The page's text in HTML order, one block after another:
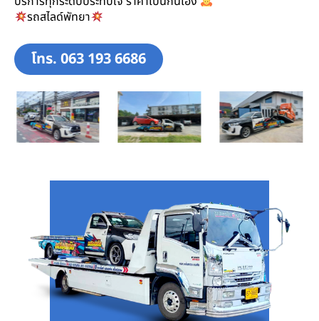
รถสไลด์พัทยา
โทร. 063 193 6686